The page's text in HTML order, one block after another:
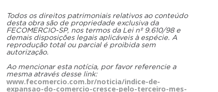
Todos os direitos patrimoniais relativos ao conteúdo
desta obra são de propriedade exclusiva da
FECOMERCIO-SP, nos termos da Lei nº 9.610/98 e
demais disposições legais aplicáveis à espécie. A
reprodução total ou parcial é proibida sem
autorização.
Ao mencionar esta notícia, por favor referencie a
mesma através desse link:
www.fecomercio.com.br/noticia/indice-de-
expansao-do-comercio-cresce-pelo-terceiro-mes-